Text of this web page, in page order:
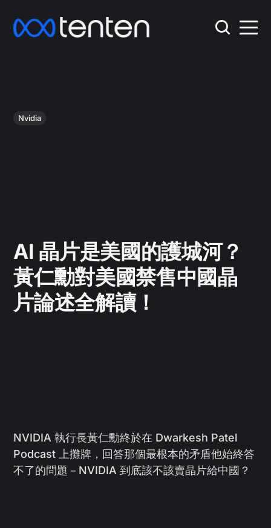
Nvidia
AI 晶片是美國的護城河？
黃仁勳對美國禁售中國晶
片論述全解讀！
NVIDIA 執行長黃仁勳終於在 Dwarkesh Patel
Podcast 上攤牌，回答那個最根本的矛盾他始終答
不了的問題－NVIDIA 到底該不該賣晶片給中國？